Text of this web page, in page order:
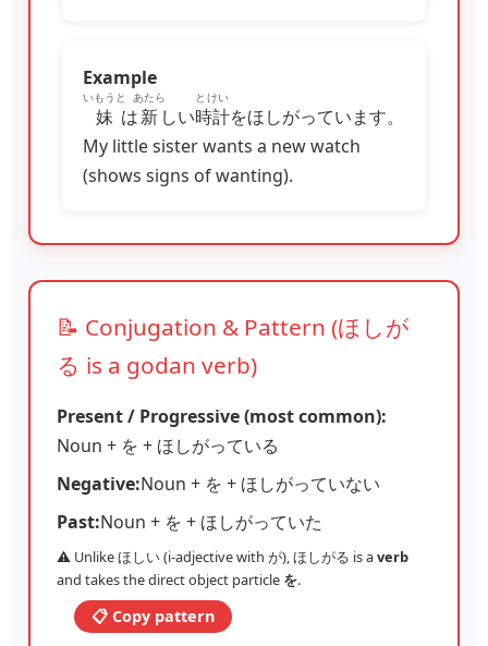
Example
妹
いもうと
は新
あたら
しい時計
とけい
をほしがっています。
My little sister wants a new watch
(shows signs of wanting).
📝 Conjugation & Pattern (ほしが
る is a godan verb)
Present / Progressive (most common):
Noun + を + ほしがっている
Negative:Noun + を + ほしがっていない
Past:Noun + を + ほしがっていた
⚠️ Unlike ほしい (i-adjective with が), ほしがる is averb
and takes the direct object particle を.
📋 Copy pattern